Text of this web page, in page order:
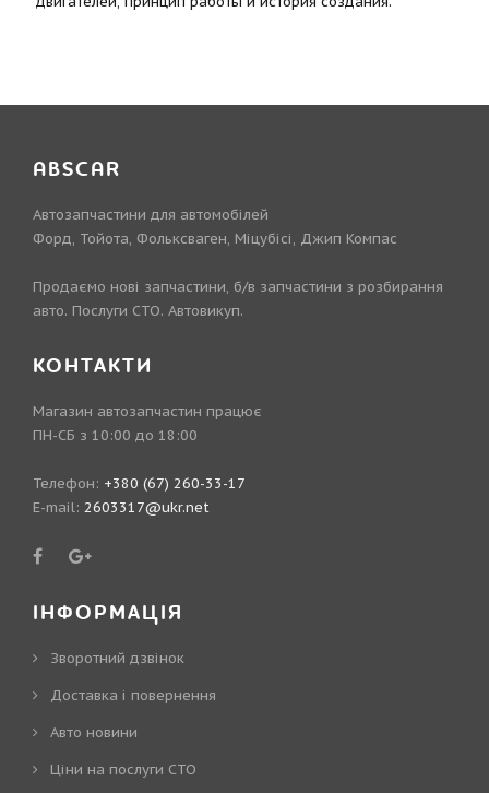
ABSCAR
Автозапчастини для автомобілей
Форд, Тойота, Фольксваген, Міцубісі, Джип Компас
Продаємо нові запчастини, б/в запчастини з розбирання
авто. Послуги СТО. Автовикуп.
КОНТАКТИ
Магазин автозапчастин працює
ПН-СБ з 10:00 до 18:00
Телефон: +380 (67) 260-33-17
E-mail: 2603317@ukr.net
ІНФОРМАЦІЯ
Зворотний дзвінок
Доставка і повернення
Авто новини
Ціни на послуги СТО